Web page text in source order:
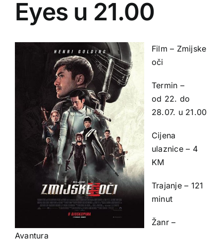
Eyes u 21.00
Film – Zmijske
oči
Termin –
od 22. do
28.07. u 21.00
Cijena
ulaznice – 4
KM
Trajanje – 121
minut
Žanr –
Avantura